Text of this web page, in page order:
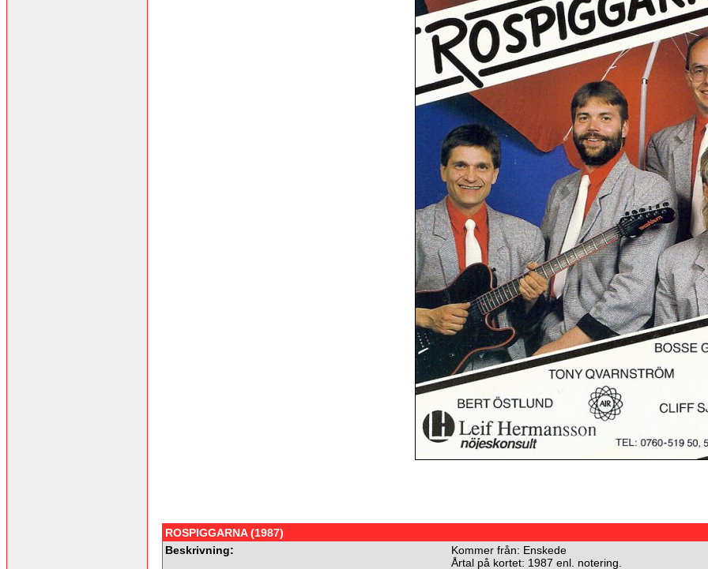
ROSPIGGARNA (1987)
Beskrivning:
Kommer från: Enskede
Årtal på kortet: 1987 enl. notering.